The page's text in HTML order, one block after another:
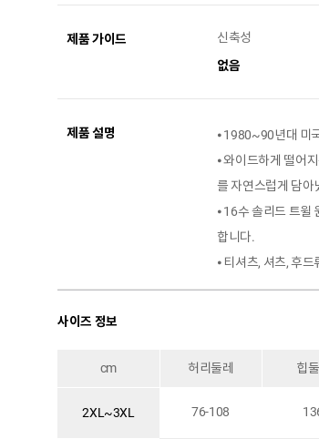
제품 가이드
신축성
없음
제품 설명
⦁ 1980~90년대 미
⦁ 와이드하게 떨어
를 자연스럽게 담아
⦁ 16수 솔리드 트윌
합니다.
⦁ 티셔츠, 셔츠, 후
사이즈 정보
cm 허리둘레 힙둘
2XL~3XL 76-108